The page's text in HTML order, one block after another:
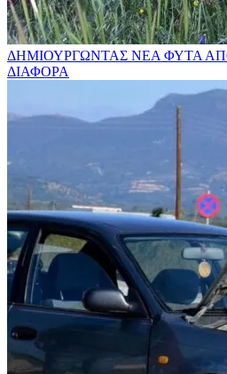
ΔΗΜΙΟΥΡΓΩΝΤΑΣ ΝΕΑ ΦΥΤΑ
ΔΙΑΦΟΡΑ